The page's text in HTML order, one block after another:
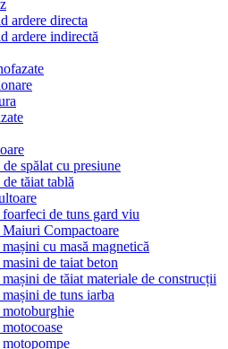
ardere directa
ardere indirectă
spălat cu presiune
tăiat tablă
de tuns gard viu
Compactoare
cu masă magnetică
de taiat beton
de tăiat materiale de construcții
de tuns iarba